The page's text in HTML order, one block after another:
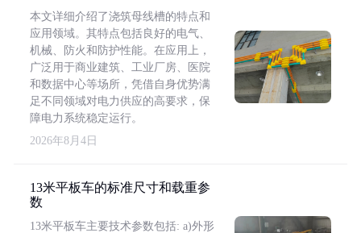
本文详细介绍了浇筑母线槽的特点和
应用领域。其特点包括良好的电气、
机械、防火和防护性能。在应用上，
广泛用于商业建筑、工业厂房、医院
和数据中心等场所，凭借自身优势满
足不同领域对电力供应的高要求，保
障电力系统稳定运行。
2026年8月4日
13米平板车的标准尺寸和载重参
数
13米平板车主要技术参数包括: a)外形